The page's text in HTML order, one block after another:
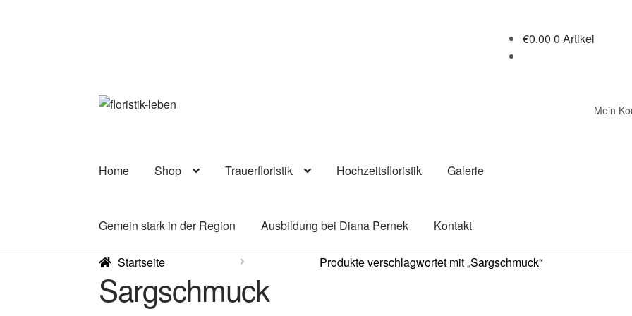
€0,00 0 Artikel
Mein
Home Shop Trauerfloristik Hochzeitsfloristik Galerie
Gemein stark in der Region Ausbildung bei Diana Pernek Kontakt
Startseite Produkte verschlagwortet mit „Sargschmuck“
Sargschmuck